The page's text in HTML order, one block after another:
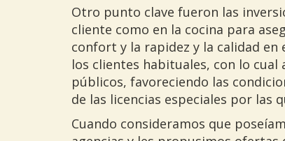
Otro punto clave fueron las
cliente como en la cocina para
confort y la rapidez y la calidad
los clientes habituales, con lo
públicos, favoreciendo las
de las licencias especiales por las
Cuando consideramos que